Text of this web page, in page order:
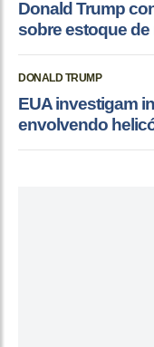
Donald Trump
sobre estoque de
DONALD TRUMP
EUA investigam
envolvendo